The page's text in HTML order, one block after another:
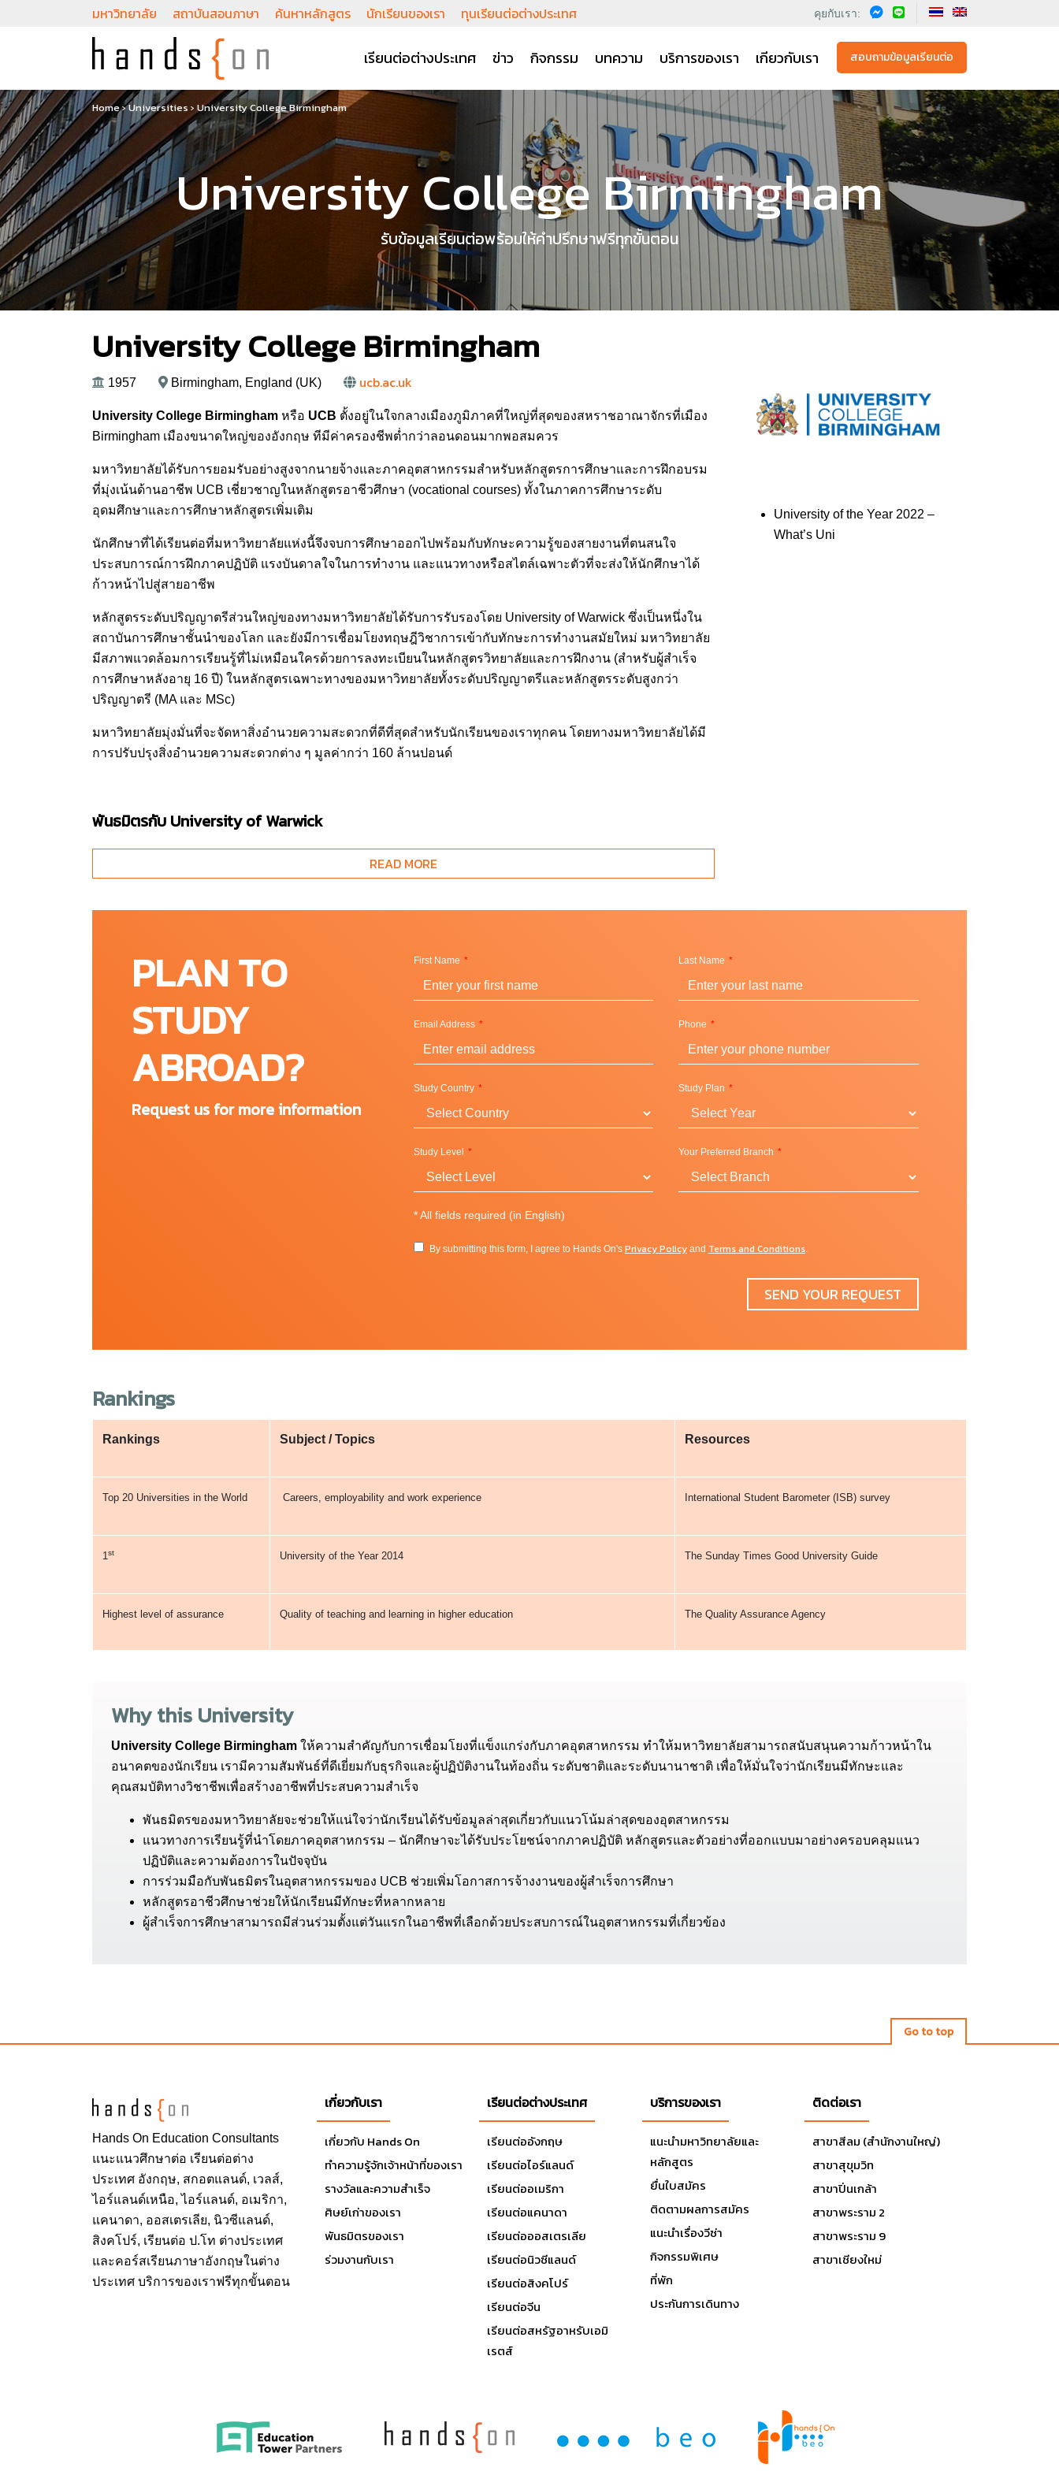
มหาวิทยาลัย สถาบันสอนภาษา ค้นหาหลักสูตร นักเรียนของเรา ทุนเรียนต่อต่างประเทศ คุยกับเรา:
เรียนต่อต่างประเทศ ข่าว กิจกรรม บทความ บริการของเรา เกียวกับเรา สอบถามข้อมูลเรียนต่อ
Home›Universities ›University College Birmingham
University College Birmingham
รับข้อมูลเรียนต่อพร้อมให้คำปรึกษาฟรีทุกขั้นตอน
University College Birmingham
1957 Birmingham, England (UK) ucb.ac.uk
University College Birmingham หรือ UCB ตั้งอยู่ในใจกลางเมืองภูมิภาคที่ใหญ่ที่สุดของสหราชอาณาจักรที่เมือง
Birmingham เมืองขนาดใหญ่ของอังกฤษ ทีมีค่าครองชีพต่ำกว่าลอนดอนมากพอสมควร
มหาวิทยาลัยได้รับการยอมรับอย่างสูงจากนายจ้างและภาคอุตสาหกรรมสำหรับหลักสูตรการศึกษาและการฝึกอบรม
ที่มุ่งเน้นด้านอาชีพ UCB เชี่ยวชาญในหลักสูตรอาชีวศึกษา (vocational courses) ทั้งในภาคการศึกษาระดับ
อุดมศึกษาและการศึกษาหลักสูตรเพิ่มเติม
นักศึกษาที่ได้เรียนต่อที่มหาวิทยาลัยแห่งนี้จึงจบการศึกษาออกไปพร้อมกับทักษะความรู้ของสายงานที่ตนสนใจ
ประสบการณ์การฝึกภาคปฏิบัติ แรงบันดาลใจในการทำงาน และแนวทางหรือสไตล์เฉพาะตัวที่จะส่งให้นักศึกษาได้
ก้าวหน้าไปสู่สายอาชีพ
หลักสูตรระดับปริญญาตรีส่วนใหญ่ของทางมหาวิทยาลัยได้รับการรับรองโดย University of Warwick ซึ่งเป็นหนึ่งใน
สถาบันการศึกษาชั้นนำของโลก และยังมีการเชื่อมโยงทฤษฎีวิชาการเข้ากับทักษะการทำงานสมัยใหม่ มหาวิทยาลัย
มีสภาพแวดล้อมการเรียนรู้ที่ไม่เหมือนใครด้วยการลงทะเบียนในหลักสูตรวิทยาลัยและการฝึกงาน (สำหรับผู้สำเร็จ
การศึกษาหลังอายุ 16 ปี) ในหลักสูตรเฉพาะทางของมหาวิทยาลัยทั้งระดับปริญญาตรีและหลักสูตรระดับสูงกว่า
ปริญญาตรี (MA และ MSc)
มหาวิทยาลัยมุ่งมั่นที่จะจัดหาสิ่งอำนวยความสะดวกที่ดีที่สุดสำหรับนักเรียนของเราทุกคน โดยทางมหาวิทยาลัยได้มี
การปรับปรุงสิ่งอำนวยความสะดวกต่าง ๆ มูลค่ากว่า 160 ล้านปอนด์
พันธมิตรกับ University of Warwick
University College Birmingham และ University of Warwick ลงนามในข้อตกลงความร่วมมือด้านนวัตกรรม และ
การร่วมมือสร้างหลักสูตรรูปแบบใหม่สำหรับการทำงานร่วมกัน โดยมุ่งเน้นให้มีการใช้ประโยชน์จากจุดแข็งที่โดด
สร้างประสบการณ์นักศึกษาในเบอร์มิงแฮมที่ดีขึ้นด้วยการแบ่งปันสิ่งอำนวยความสะดวก
ช่วยเหลือนักศึกษาต่างชาติให้เข้าถึงโอกาสทางการศึกษาในเบอร์มิงแฮม
ทำเลที่ตั้งและวิทยาเขต
Birmingham, England (UK)
วิทยาเขตของ University College Birmingham ถูกแบ่งออกเป็น 4 วิทยาเขตด้วยกัน
Moss House
READ MORE
University of the Year 2022 –
What’s Uni
PLAN TO
STUDY
ABROAD?
Request us for more information
First Name Last Name
Email Address Phone
Study Country Study Plan
Study Level Your Preferred Branch
*All fields required (in English)
By submitting this form, I agree to Hands On's Privacy Policyand Terms and Conditions.
SEND YOUR REQUEST
Rankings
Rankings Subject / Topics Resources
Top 20 Universities in the World Careers, employability and work experience International Student Barometer (ISB) survey
1st University of the Year 2014 The Sunday Times Good University Guide
Highest level of assurance Quality of teaching and learning in higher education The Quality Assurance Agency
Why this University
University College Birmingham ให้ความสำคัญกับการเชื่อมโยงที่แข็งแกร่งกับภาคอุตสาหกรรม ทำให้มหาวิทยาลัยสามารถสนับสนุนความก้าวหน้าใน
อนาคตของนักเรียน เรามีความสัมพันธ์ที่ดีเยี่ยมกับธุรกิจและผู้ปฏิบัติงานในท้องถิ่น ระดับชาติและระดับนานาชาติ เพื่อให้มั่นใจว่านักเรียนมีทักษะและ
คุณสมบัติทางวิชาชีพเพื่อสร้างอาชีพที่ประสบความสำเร็จ
พันธมิตรของมหาวิทยาลัยจะช่วยให้แน่ใจว่านักเรียนได้รับข้อมูลล่าสุดเกี่ยวกับแนวโน้มล่าสุดของอุตสาหกรรม
แนวทางการเรียนรู้ที่นำโดยภาคอุตสาหกรรม – นักศึกษาจะได้รับประโยชน์จากภาคปฏิบัติ หลักสูตรและตัวอย่างที่ออกแบบมาอย่างครอบคลุมแนว
ปฏิบัติและความต้องการในปัจจุบัน
การร่วมมือกับพันธมิตรในอุตสาหกรรมของ UCB ช่วยเพิ่มโอกาสการจ้างงานของผู้สำเร็จการศึกษา
หลักสูตรอาชีวศึกษาช่วยให้นักเรียนมีทักษะที่หลากหลาย
ผู้สำเร็จการศึกษาสามารถมีส่วนร่วมตั้งแต่วันแรกในอาชีพที่เลือกด้วยประสบการณ์ในอุตสาหกรรมที่เกี่ยวข้อง
Go to top
Hands On Education Consultants
แนะแนวศึกษาต่อ เรียนต่อต่าง
ประเทศ อังกฤษ, สกอตแลนด์, เวลส์,
ไอร์แลนด์เหนือ, ไอร์แลนด์, อเมริกา,
แคนาดา, ออสเตรเลีย, นิวซีแลนด์,
สิงคโปร์, เรียนต่อ ป.โท ต่างประเทศ
และคอร์สเรียนภาษาอังกฤษในต่าง
ประเทศ บริการของเราฟรีทุกขั้นตอน
เกี่ยวกับเรา
เกี่ยวกับ Hands On
ทำความรู้จักเจ้าหน้าที่ของเรา
รางวัลและความสำเร็จ
ศิษย์เก่าของเรา
พันธมิตรของเรา
ร่วมงานกับเรา
เรียนต่อต่างประเทศ
เรียนต่ออังกฤษ
เรียนต่อไอร์แลนด์
เรียนต่ออเมริกา
เรียนต่อแคนาดา
เรียนต่อออสเตรเลีย
เรียนต่อนิวซีแลนด์
เรียนต่อสิงคโปร์
เรียนต่อจีน
เรียนต่อสหรัฐอาหรับเอมิ
เรตส์
บริการของเรา
แนะนำมหาวิทยาลัยและ
หลักสูตร
ยื่นใบสมัคร
ติดตามผลการสมัคร
แนะนำเรื่องวีซ่า
กิจกรรมพิเศษ
ที่พัก
ประกันการเดินทาง
ติดต่อเรา
สาขาสีลม (สำนักงานใหญ่)
สาขาสุขุมวิท
สาขาปิ่นเกล้า
สาขาพระราม 2
สาขาพระราม 9
สาขาเชียงใหม่